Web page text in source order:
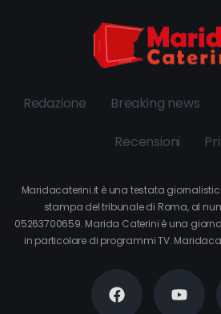
Redazione Breaking news
Recensioni
Maridacaterini.it è una testata
stampa del tribunale di Roma, al
05263700659. Marida Caterini è una
in particolare di programmi TV.